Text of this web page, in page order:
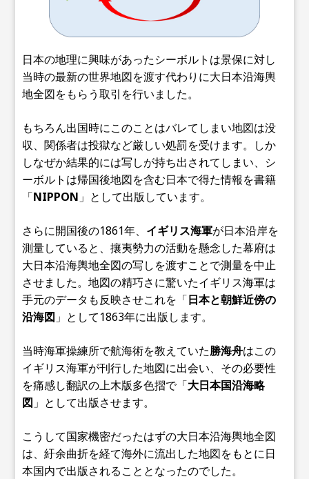
日本の地理に興味があったシーボルトは景保に対し
当時の最新の世界地図を渡す代わりに大日本沿海輿
地全図をもらう取引を行いました。
もちろん出国時にこのことはバレてしまい地図は没
収、関係者は投獄など厳しい処罰を受けます。しか
しなぜか結果的には写しが持ち出されてしまい、シ
ーボルトは帰国後地図を含む日本で得た情報を書籍
「NIPPON 」として出版しています。
さらに開国後の1861年、 イギリス海軍が日本沿岸を
測量していると、攘夷勢力の活動を懸念した幕府は
大日本沿海輿地全図の写しを渡すことで測量を中止
させました。地図の精巧さに驚いたイギリス海軍は
手元のデータも反映させこれを「日本と朝鮮近傍の
沿海図 」として1863年に出版します。
当時海軍操練所で航海術を教えていた勝海舟はこの
イギリス海軍が刊行した地図に出会い、その必要性
を痛感し翻訳の上木版多色摺で「大日本国沿海略
図 」として出版させます。
こうして国家機密だったはずの大日本沿海輿地全図
は、紆余曲折を経て海外に流出した地図をもとに日
本国内で出版されることとなったのでした。